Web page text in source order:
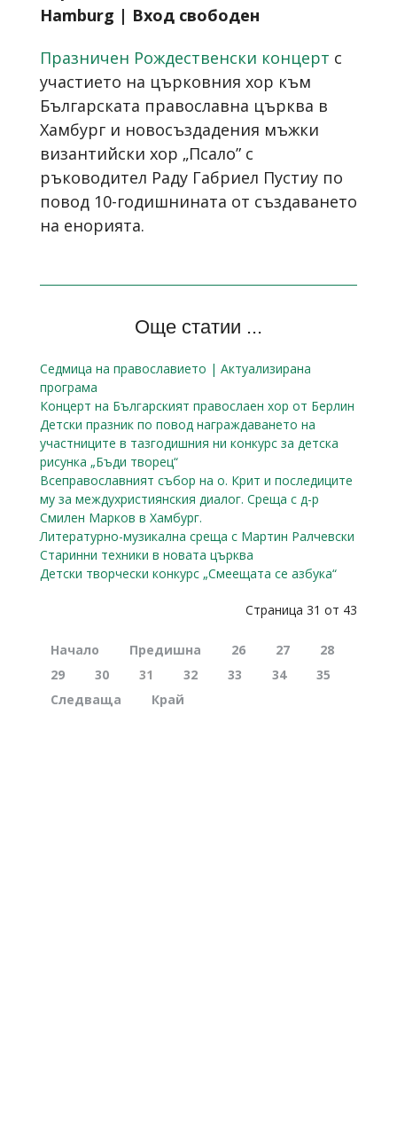
Hamburg | Вход свободен
Празничен Рождественски концерт с
участието на църковния хор към
Българската православна църква в
Хамбург и новосъздадения мъжки
византийски хор „Псало” с
ръководител Раду Габриел Пустиу по
повод 10-годишнината от създаването
на енорията.
Още статии ...
Седмица на православието | Актуализирана
програма
Концерт на Българският правослаен хор от Берлин
Детски празник по повод награждаването на
участниците в тазгодишния ни конкурс за детска
рисунка „Бъди творец“
Всеправославният събор на о. Крит и последиците
му за междухристиянския диалог. Среща с д-р
Смилен Марков в Хамбург.
Литературно-музикална среща с Мартин Ралчевски
Старинни техники в новата църква
Детски творчески конкурс „Смеещата се азбука“
Страница 31 от 43
Начало Предишна 26 27
28
29
30 31 32 33 34
35
Следваща
Край